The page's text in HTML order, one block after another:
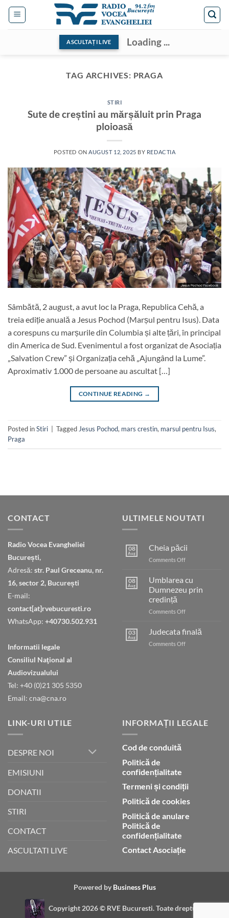
Skip
ASCULTAȚI LIVE Loading ...
TAG ARCHIVES: PRAGA
STIRI
Sute de creștini au mărșăluit prin Praga
ploioasă
POSTED ON AUGUST 12, 2025 BY REDACTIA
Sâmbătă, 2 august, a avut loc la Praga, Republica Cehă, a
treia ediție anuală a Jesus Pochod (Marșul pentru Isus). Data
a corespuns cu marșurile din Columbia și alte țări, în principal
din America de Sud. Evenimentul a fost organizat de Asociația
„Salvation Crew” și Organizația cehă „Ajungând la Lume”.
Aproximativ 1.000 de persoane au ascultat […]
CONTINUE READING →
Posted inStiri Tagged Jesus Pochod, mars crestin, marsul pentru Isus,
Praga
CONTACT
Radio Vocea Evangheliei
București,
Adresă: str. Paul Greceanu, nr.
16, sector 2, București
E-mail:
contact[at]rvebucuresti.ro
WhatsApp: +40730.502.931
Informatii legale
Consiliul Naţional al
Audiovizualului
Tel: +40 (0)21 305 5350
Email: cna@cna.ro
ULTIMELE NOUTATI
08
Aug
Cheia păcii
Comments Offon
08
Aug
Umblarea cu
Dumnezeu prin
credință
Comments Offon
cu
Dumnezeu
prin
03
Aug
Judecata finală
Comments Offon
LINK-URI UTILE
DESPRE NOI
EMISIUNI
DONATII
STIRI
CONTACT
ASCULTATI LIVE
INFORMAȚII LEGALE
Cod de conduită
Politică de
confidențialitate
Termeni și condiții
Politică de cookies
Politică de anulare
Politică de
confidențialitate
Contact Asociație
Powered by Business Plus
Copyright 2026 © RVE Bucuresti. Toate drepturile